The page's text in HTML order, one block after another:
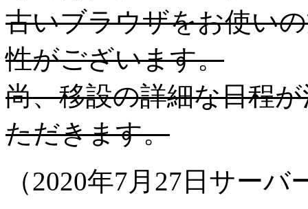
古いブラウザをお使い
性がございます。
尚、移設の詳細な日程
ただきます。
（2020年7月27日サー